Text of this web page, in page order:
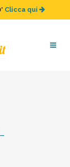
" Clicca qui